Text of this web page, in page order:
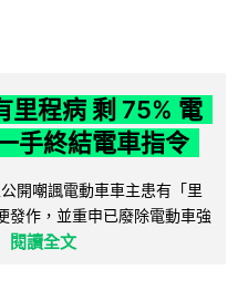
里程病 剩 75% 電
手終結電車指令
開嘲諷電動車車主患有「里
發作，並重申已廢除電動車強
閱讀全文